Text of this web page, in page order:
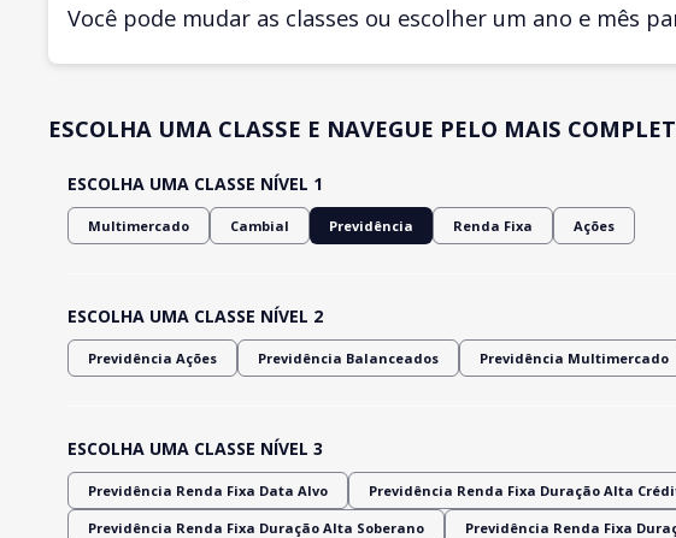
Você pode mudar as classes ou escolher um ano e mês
ESCOLHA UMA CLASSE E NAVEGUE PELO MAIS
ESCOLHA UMA CLASSE NÍVEL 1
Multimercado Cambial Previdência Renda Fixa Ações
ESCOLHA UMA CLASSE NÍVEL 2
Previdência Ações Previdência Balanceados Previdência Multimercado
ESCOLHA UMA CLASSE NÍVEL 3
Previdência Renda Fixa Data Alvo Previdência Renda Fixa Duração Alta
Previdência Renda Fixa Duração Alta Soberano Previdência Renda Fixa